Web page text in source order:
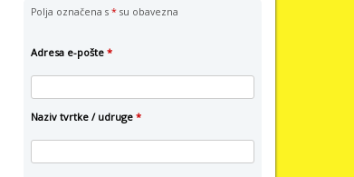
Polja označena s* su obavezna
Adresa e-pošte*
Naziv tvrtke / udruge*